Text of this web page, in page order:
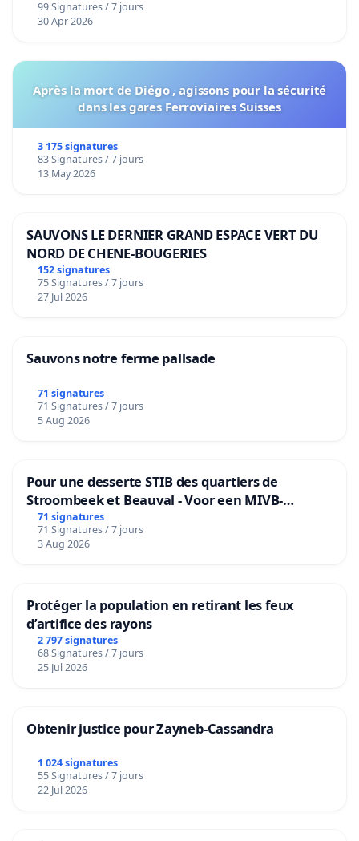
99 Signatures / 7 jours
30 Apr 2026
Après la mort de Diégo , agissons pour la sécurité
dans les gares Ferroviaires Suisses
3 175 signatures
83 Signatures / 7 jours
13 May 2026
SAUVONS LE DERNIER GRAND ESPACE VERT DU
NORD DE CHENE-BOUGERIES
152 signatures
75 Signatures / 7 jours
27 Jul 2026
Sauvons notre ferme pallsade
71 signatures
71 Signatures / 7 jours
5 Aug 2026
Pour une desserte STIB des quartiers de
Stroombeek et Beauval - Voor een MIVB-
bediening van de wijken Strombeek en Het
Voor
71 signatures
71 Signatures / 7 jours
3 Aug 2026
Protéger la population en retirant les feux
d’artifice des rayons
2 797 signatures
68 Signatures / 7 jours
25 Jul 2026
Obtenir justice pour Zayneb-Cassandra
1 024 signatures
55 Signatures / 7 jours
22 Jul 2026